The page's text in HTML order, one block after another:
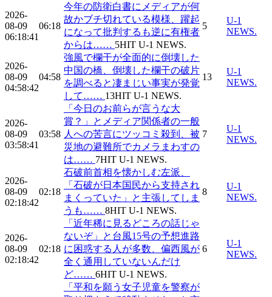
2026-
08-09
06:18:41
06:18
今年の防衛白書にメディアが何
故かブチ切れている模様、躍起
になって批判するも逆に有権者
からは…… 5HIT U-1 NEWS.
5
U-1
NEWS.
2026-
08-09
04:58:42
04:58
強風で欄干が全面的に倒壊した
中国の橋、倒壊した欄干の破片
を調べると凄まじい事実が発覚
して…… 13HIT U-1 NEWS.
13
U-1
NEWS.
2026-
08-09
03:58:41
03:58
「今日のお前らが言うな大
賞？」とメディア関係者の一般
人への苦言にツッコミ殺到、被
災地の避難所でカメラまわすの
は…… 7HIT U-1 NEWS.
7
U-1
NEWS.
2026-
08-09
02:18:42
02:18
石破前首相を懐かしむ左派、
「石破が日本国民から支持され
まくっていた」と主張してしま
うも…… 8HIT U-1 NEWS.
8
U-1
NEWS.
2026-
08-09
02:18:42
02:18
「近年稀に見るどころの話じゃ
ないぞ」と台風15号の予想進路
に困惑する人が多数、偏西風が
全く通用していないんだけ
ど…… 6HIT U-1 NEWS.
6
U-1
NEWS.
「平和を願う女子児童を警察が